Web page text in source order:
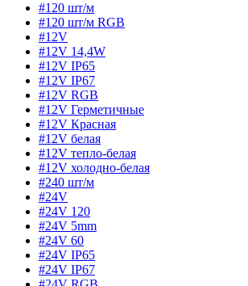
#120 шт/м
#120 шт/м RGB
#12V
#12V 14,4W
#12V IP65
#12V IP67
#12V RGB
#12V Герметичные
#12V Красная
#12V белая
#12V тепло-белая
#12V холодно-белая
#240 шт/м
#24V
#24V 120
#24V 5mm
#24V 60
#24V IP65
#24V IP67